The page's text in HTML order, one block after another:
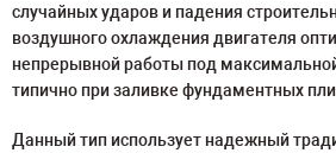
случайных ударов и падения
воздушного охлаждения двигателя
непрерывной работы под
типично при заливке фундаментных
Данный тип использует надежный